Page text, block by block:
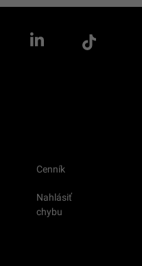
Cenník
Nahlásiť
chybu